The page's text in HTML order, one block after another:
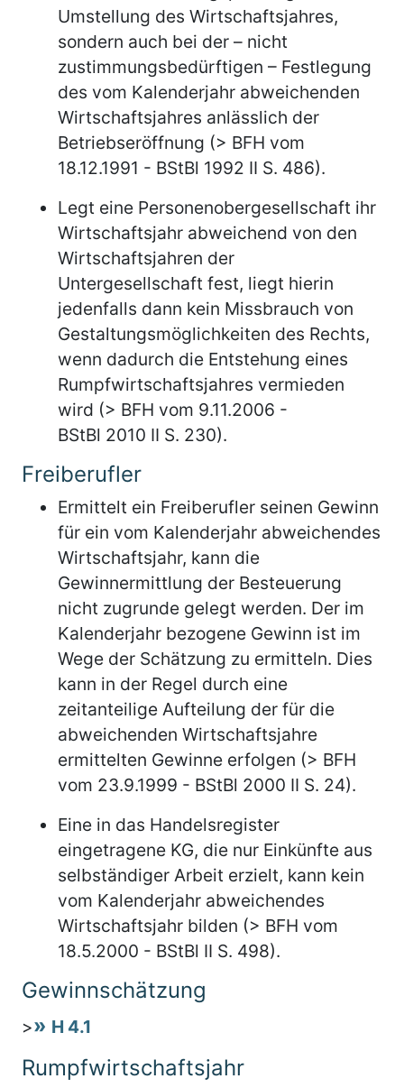
Umstellung des Wirtschaftsjahres,
sondern auch bei der – nicht
zustimmungsbedürftigen – Festlegung
des vom Kalenderjahr abweichenden
Wirtschaftsjahres anlässlich der
Betriebseröffnung (> BFH vom
18.12.1991 - BStBl 1992 II S. 486).
Legt eine Personenobergesellschaft ihr
Wirtschaftsjahr abweichend von den
Wirtschaftsjahren der
Untergesellschaft fest, liegt hierin
jedenfalls dann kein Missbrauch von
Gestaltungsmöglichkeiten des Rechts,
wenn dadurch die Entstehung eines
Rumpfwirtschaftsjahres vermieden
wird (> BFH vom 9.11.2006 -
BStBl 2010 II S. 230).
Freiberufler
Ermittelt ein Freiberufler seinen Gewinn
für ein vom Kalenderjahr abweichendes
Wirtschaftsjahr, kann die
Gewinnermittlung der Besteuerung
nicht zugrunde gelegt werden. Der im
Kalenderjahr bezogene Gewinn ist im
Wege der Schätzung zu ermitteln. Dies
kann in der Regel durch eine
zeitanteilige Aufteilung der für die
abweichenden Wirtschaftsjahre
ermittelten Gewinne erfolgen (> BFH
vom 23.9.1999 - BStBl 2000 II S. 24).
Eine in das Handelsregister
eingetragene KG, die nur Einkünfte aus
selbständiger Arbeit erzielt, kann kein
vom Kalenderjahr abweichendes
Wirtschaftsjahr bilden (> BFH vom
18.5.2000 - BStBl II S. 498).
Gewinnschätzung
> H 4.1
Rumpfwirtschaftsjahr